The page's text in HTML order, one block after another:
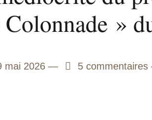
»
mai 2026 5
5 commentaires